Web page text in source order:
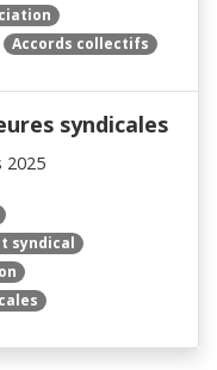
Accords collectifs
syndicales
2025
syndical